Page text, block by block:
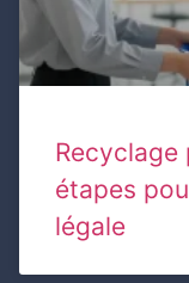
Recyclage
étapes
légale